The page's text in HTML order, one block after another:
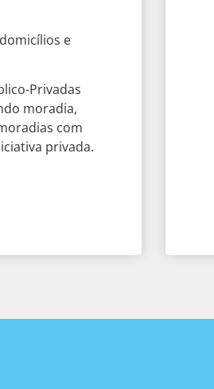
e
Privadas
moradia,
com
privada.